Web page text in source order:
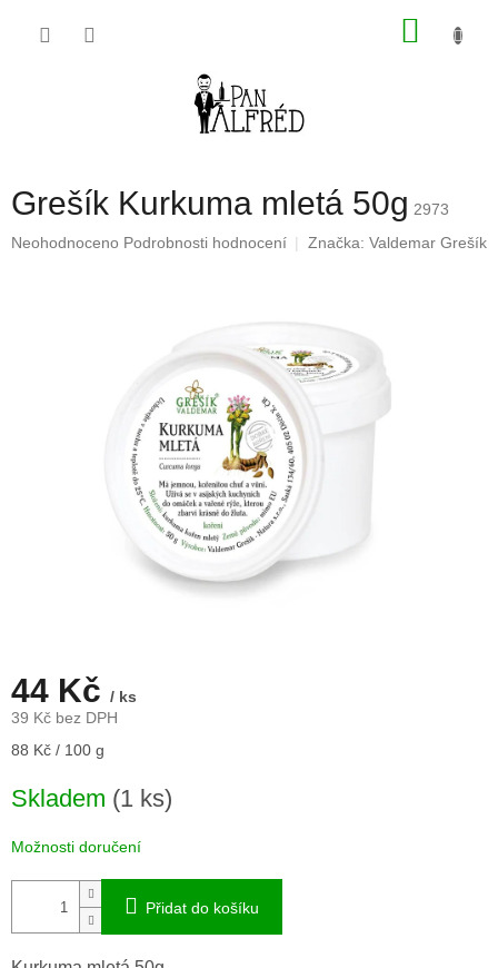
Grešík Kurkuma mletá 50g 2973
Průměrné
Neohodnoceno Podrobnosti hodnocení Značka: Valdemar Grešík
44 Kč / ks
39 Kč bez DPH
Měrná
88 Kč / 100 g
Skladem (1 ks)
Možnosti doručení
Přidat do košíku